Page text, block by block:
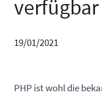
verfügbar
19/01/2021
PHP ist wohl die